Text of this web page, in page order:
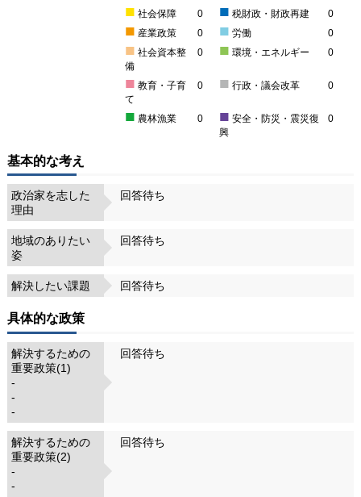
■ 社会保障 0 ■ 税財政・財政再建 0
■ 産業政策 0 ■ 労働 0
■ 社会資本整
備
0 ■ 環境・エネルギー 0
■ 教育・子育
て
0 ■ 行政・議会改革 0
■ 農林漁業 0 ■ 安全・防災・震災復
興
0
基本的な考え
政治家を志した
理由
回答待ち
地域のありたい
姿
回答待ち
解決したい課題 回答待ち
具体的な政策
解決するための
重要政策(1)
-
-
-
回答待ち
解決するための
重要政策(2)
-
-
回答待ち